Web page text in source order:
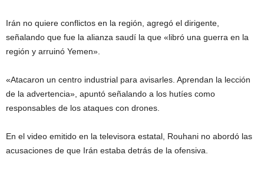
Irán no quiere conflictos en la región, agregó el dirigente,
señalando que fue la alianza saudí la que «libró una guerra en la
región y arruinó Yemen».
«Atacaron un centro industrial para avisarles. Aprendan la lección
de la advertencia», apuntó señalando a los hutíes como
responsables de los ataques con drones.
En el video emitido en la televisora estatal, Rouhani no abordó las
acusaciones de que Irán estaba detrás de la ofensiva.